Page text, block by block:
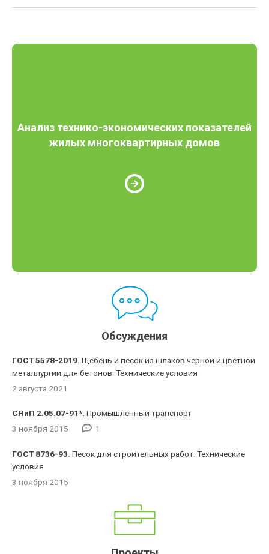
Анализ технико-экономических показателей
жилых многоквартирных домов
Обсуждения
ГОСТ 5578-2019. Щебень и песок из шлаков черной и цветной
металлургии для бетонов. Технические условия
2 августа 2021
СНиП 2.05.07-91*. Промышленный транспорт
3 ноября 2015
1
ГОСТ 8736-93. Песок для строительных работ. Технические
условия
3 ноября 2015